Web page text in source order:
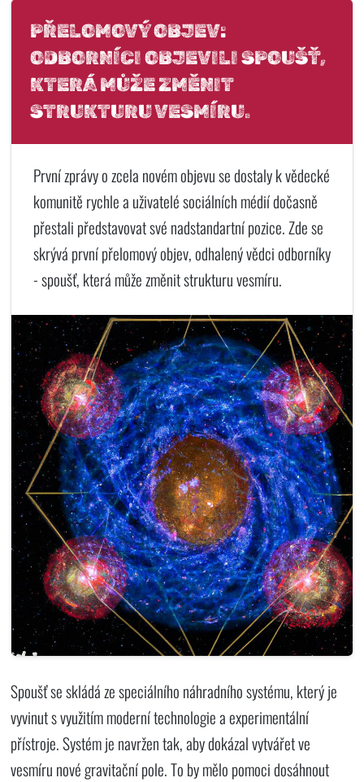
PŘELOMOVÝ OBJEV:
ODBORNÍCI OBJEVILI SPOUŠŤ,
KTERÁ MŮŽE ZMĚNIT
STRUKTURU VESMÍRU.
První zprávy o zcela novém objevu se dostaly k vědecké
komunitě rychle a uživatelé sociálních médií dočasně
přestali představovat své nadstandartní pozice. Zde se
skrývá první přelomový objev, odhalený vědci odborníky
- spoušť, která může změnit strukturu vesmíru.
Spoušť se skládá ze speciálního náhradního systému, který je
vyvinut s využitím moderní technologie a experimentální
přístroje. Systém je navržen tak, aby dokázal vytvářet ve
vesmíru nové gravitační pole. To by mělo pomoci dosáhnout